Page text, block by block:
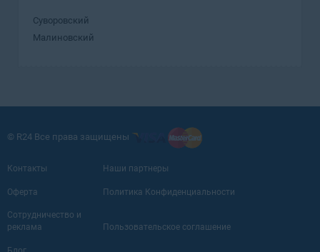
Суворовский
Малиновский
© R24 Все права защищены
Контакты Наши партнеры
Оферта Политика Конфиденциальности
Сотрудничество и
реклама
Пользовательское соглашение